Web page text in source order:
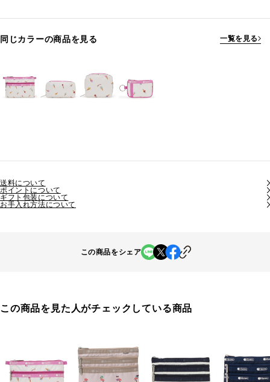
同じカラーの商品を見る 一覧を見る
送料について
ポイントについて
ギフト包装について
お手入れ方法について
この商品をシェア
この商品を見た人がチェックしている商品